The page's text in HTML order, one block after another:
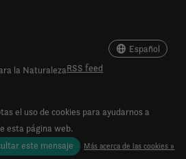
la NaturalezaRSS feed
Español
el uso de cookies para ayudarnos a
esta página web.
este mensaje
Más acerca de las cookies »